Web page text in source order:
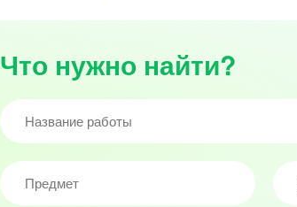
Что нужно найти?